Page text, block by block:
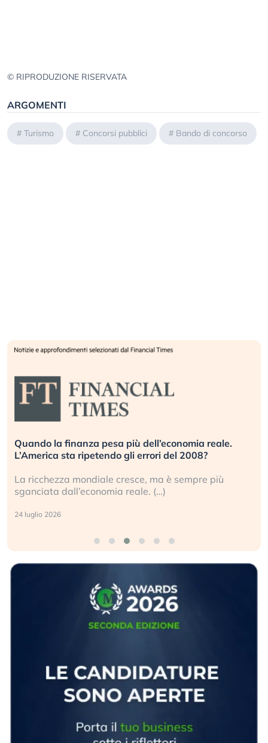
© RIPRODUZIONE RISERVATA
ARGOMENTI
# Turismo # Concorsi pubblici # Bando di concorso
reale.
più
Russia e Cina pronti a spegnere Starlink.
investitori stanno sottovalutando il
Gli investitori tech continuano a ignorare
geopolitico: il (…)